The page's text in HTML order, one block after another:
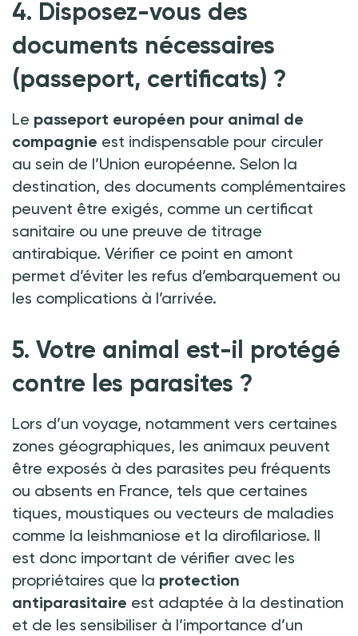
4. Disposez-vous des
documents nécessaires
(passeport, certificats) ?
Le passeport européen pour animal de
compagnie est indispensable pour circuler
au sein de l’Union européenne. Selon la
destination, des documents complémentaires
peuvent être exigés, comme un certificat
sanitaire ou une preuve de titrage
antirabique. Vérifier ce point en amont
permet d’éviter les refus d’embarquement ou
les complications à l’arrivée.
5. Votre animal est-il protégé
contre les parasites ?
Lors d’un voyage, notamment vers certaines
zones géographiques, les animaux peuvent
être exposés à des parasites peu fréquents
ou absents en France, tels que certaines
tiques, moustiques ou vecteurs de maladies
comme la leishmaniose et la dirofilariose. Il
est donc important de vérifier avec les
propriétaires que la protection
antiparasitaire est adaptée à la destination
et de les sensibiliser à l’importance d’un